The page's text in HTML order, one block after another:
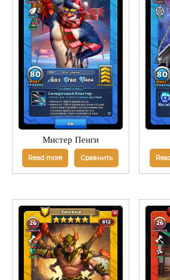
Мистер Пенги
Read more Сравнить